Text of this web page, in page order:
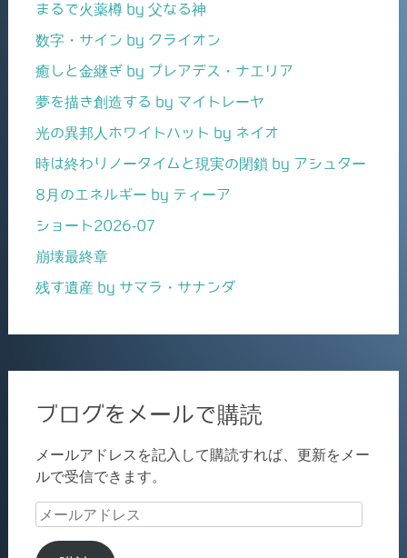
まるで火薬樽 by 父なる神
数字・サイン by クライオン
癒しと金継ぎ by プレアデス・ナエリア
夢を描き創造する by マイトレーヤ
光の異邦人ホワイトハット by ネイオ
時は終わりノータイムと現実の閉鎖 by アシュター
8月のエネルギー by ティーア
ショート2026-07
崩壊最終章
残す遺産 by サマラ・サナンダ
ブログをメールで購読
メールアドレスを記入して購読すれば、更新をメー
ルで受信できます。
メ